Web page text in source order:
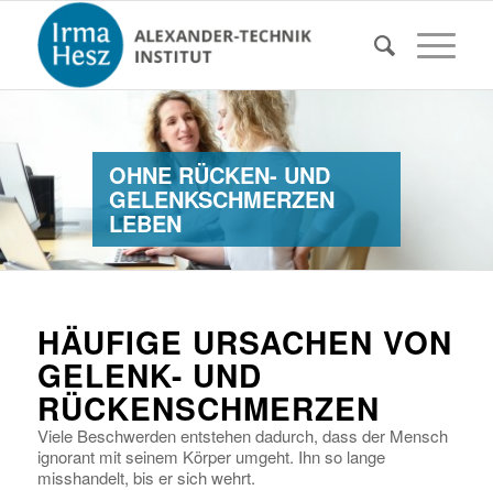
OHNE RÜCKEN- UND
GELENKSCHMERZEN
LEBEN
HÄUFIGE URSACHEN VON
GELENK- UND
RÜCKENSCHMERZEN
Viele Beschwerden entstehen dadurch, dass der Mensch
ignorant mit seinem Körper umgeht. Ihn so lange
misshandelt, bis er sich wehrt.